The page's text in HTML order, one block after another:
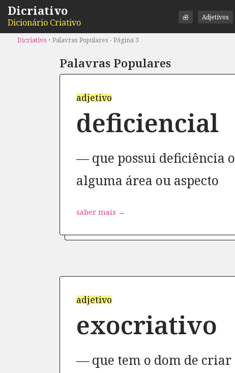
Dicriativo
Dicionário Criativo Adjetivos
Dicriativo • Palavras Populares - Página 3
Palavras Populares
adjetivo
deficiencial
que possui deficiência
alguma área ou aspecto
saber mais →
adjetivo
exocriativo
que tem o dom de